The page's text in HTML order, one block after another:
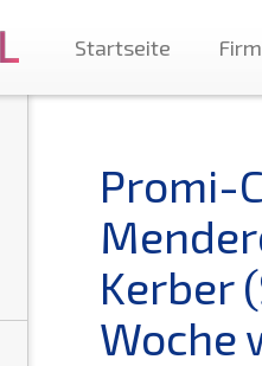
Startseite
Promi-
Kerber
Woche